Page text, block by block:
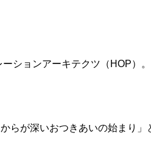
ションアーキテクツ（HOP）
らが深いおつきあいの始まり